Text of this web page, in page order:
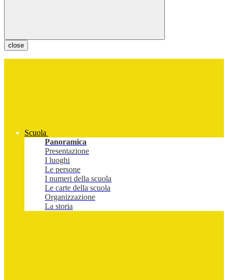
close
Scuola
Panoramica
Presentazione
I luoghi
Le persone
I numeri della scuola
Le carte della scuola
Organizzazione
La storia